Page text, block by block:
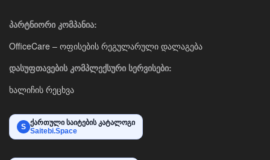
პარტნიორი კომპანია:
OfficeCare – ოფისების რეგულარული დალაგება
დასუფთავების კომპლექსური სერვისები:
ხალიჩის რეცხვა
S ქართული საიტების კატალოგი
Saitebi.Space